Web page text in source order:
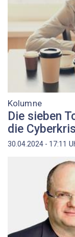
Kolumne
Die sieben
die
30.04.2024 - 17:11